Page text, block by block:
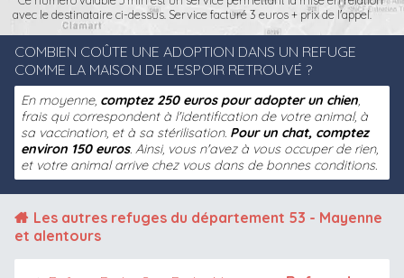
avec le destinataire ci-dessus. Service facturé 3 euros + prix de l'appel.
COMBIEN COÛTE UNE ADOPTION DANS UN REFUGE
COMME LA MAISON DE L'ESPOIR RETROUVÉ ?
En moyenne, comptez 250 euros pour adopter un chien,
frais qui correspondent à l'identification de votre animal, à
sa vaccination, et à sa stérilisation. Pour un chat, comptez
environ 150 euros. Ainsi, vous n'avez à vous occuper de rien,
et votre animal arrive chez vous dans de bonnes conditions.
Les autres refuges du département 53 - Mayenne
et alentours